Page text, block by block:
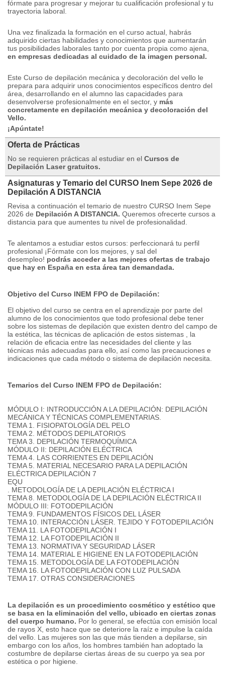
fórmate para progresar y mejorar tu cualificación profesional y tu
trayectoria laboral.
Una vez finalizada la formación en el curso actual, habrás
adquirido ciertas habilidades y conocimientos que aumentarán
tus posibilidades laborales tanto por cuenta propia como ajena,
en empresas dedicadas al cuidado de la imagen personal.
Este Curso de depilación mecánica y decoloración del vello le
prepara para adquirir unos conocimientos específicos dentro del
área, desarrollando en el alumno las capacidades para
desenvolverse profesionalmente en el sector, y más
concretamente en depilación mecánica y decoloración del
Vello.
¡Apúntate!
Oferta de Prácticas
No se requieren prácticas al estudiar en el Cursos de
Depilación Laser gratuitos.
Asignaturas y Temario del CURSO Inem Sepe 2026 de
Depilación A DISTANCIA
Revisa a continuación el temario de nuestro CURSO Inem Sepe
2026 de Depilación A DISTANCIA. Queremos ofrecerte cursos a
distancia para que aumentes tu nivel de profesionalidad.
Te alentamos a estudiar estos cursos: perfeccionará tu perfil
profesional ¡Fórmate con los mejores, y sal del
desempleo! podrás acceder a las mejores ofertas de trabajo
que hay en España en esta área tan demandada.
Objetivo del Curso INEM FPO de Depilación:
El objetivo del curso se centra en el aprendizaje por parte del
alumno de los conocimientos que todo profesional debe tener
sobre los sistemas de depilación que existen dentro del campo de
la estética, las técnicas de aplicación de estos sistemas , la
relación de eficacia entre las necesidades del cliente y las
técnicas más adecuadas para ello, así como las precauciones e
indicaciones que cada método o sistema de depilación necesita.
Temarios del Curso INEM FPO de Depilación:
MÓDULO I: INTRODUCCIÓN A LA DEPILACIÓN: DEPILACIÓN
MECÁNICA Y TÉCNICAS COMPLEMENTARIAS.
TEMA 1. FISIOPATOLOGÍA DEL PELO
TEMA 2. MÉTODOS DEPILATORIOS
TEMA 3. DEPILACIÓN TERMOQUÍMICA
MÓDULO II: DEPILACIÓN ELÉCTRICA
TEMA 4. LAS CORRIENTES EN DEPILACIÓN
TEMA 5. MATERIAL NECESARIO PARA LA DEPILACIÓN
ELÉCTRICA DEPILACIÓN 7
EQU
. METODOLOGÍA DE LA DEPILACIÓN ELÉCTRICA I
TEMA 8. METODOLOGÍA DE LA DEPILACIÓN ELÉCTRICA II
MÓDULO III: FOTODEPILACIÓN
TEMA 9. FUNDAMENTOS FÍSICOS DEL LÁSER
TEMA 10. INTERACCIÓN LÁSER. TEJIDO Y FOTODEPILACIÓN
TEMA 11. LA FOTODEPILACIÓN I
TEMA 12. LA FOTODEPILACIÓN II
TEMA 13. NORMATIVA Y SEGURIDAD LÁSER
TEMA 14. MATERIAL E HIGIENE EN LA FOTODEPILACIÓN
TEMA 15. METODOLOGÍA DE LA FOTODEPILACIÓN
TEMA 16. LA FOTODEPILACIÓN CON LUZ PULSADA
TEMA 17. OTRAS CONSIDERACIONES
La depilación es un procedimiento cosmético y estético que
se basa en la eliminación del vello, ubicado en ciertas zonas
del cuerpo humano. Por lo general, se efectúa con emisión local
de rayos X, esto hace que se deteriore la raíz e impulse la caída
del vello. Las mujeres son las que más tienden a depilarse, sin
embargo con los años, los hombres también han adoptado la
costumbre de depilarse ciertas áreas de su cuerpo ya sea por
estética o por higiene.